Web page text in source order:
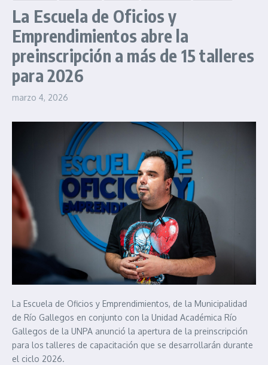
La Escuela de Oficios y
Emprendimientos abre la
preinscripción a más de 15 talleres
para 2026
marzo 4, 2026
La Escuela de Oficios y Emprendimientos, de la Municipalidad
de Río Gallegos en conjunto con la Unidad Académica Río
Gallegos de la UNPA anunció la apertura de la preinscripción
para los talleres de capacitación que se desarrollarán durante
el ciclo 2026.